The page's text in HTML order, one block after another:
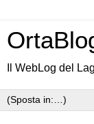
Il WebLog del